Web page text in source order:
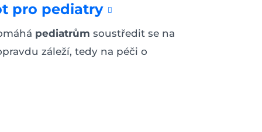
pro pediatry
pediatrům soustředit se na
záleží, tedy na péči o